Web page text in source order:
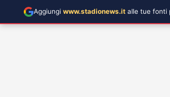
Aggiungi www.stadionews.it alle tue fonti